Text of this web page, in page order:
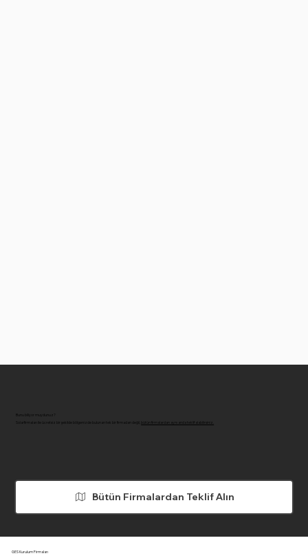
Bunu biliyor muydunuz?
Solarfirmaları ile ücretsiz bir şekilde bölgenizde bulunan tek bir firmadan değil,
bütün firmalardan aynı anda teklif alabilirsiniz.
Bütün Firmalardan Teklif Alın
GES Kurulum Firmaları